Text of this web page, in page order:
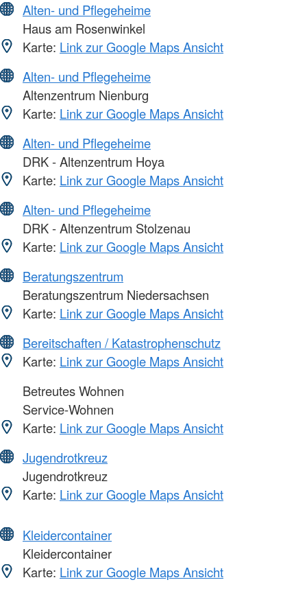
Alten- und Pflegeheime
Haus am Rosenwinkel
Karte: Link zur Google Maps Ansicht
Alten- und Pflegeheime
Altenzentrum Nienburg
Karte: Link zur Google Maps Ansicht
Alten- und Pflegeheime
DRK - Altenzentrum Hoya
Karte: Link zur Google Maps Ansicht
Alten- und Pflegeheime
DRK - Altenzentrum Stolzenau
Karte: Link zur Google Maps Ansicht
Beratungszentrum
Beratungszentrum Niedersachsen
Karte: Link zur Google Maps Ansicht
Bereitschaften / Katastrophenschutz
Karte: Link zur Google Maps Ansicht
Betreutes Wohnen
Service-Wohnen
Karte: Link zur Google Maps Ansicht
Jugendrotkreuz
Jugendrotkreuz
Karte: Link zur Google Maps Ansicht
Kleidercontainer
Kleidercontainer
Karte: Link zur Google Maps Ansicht